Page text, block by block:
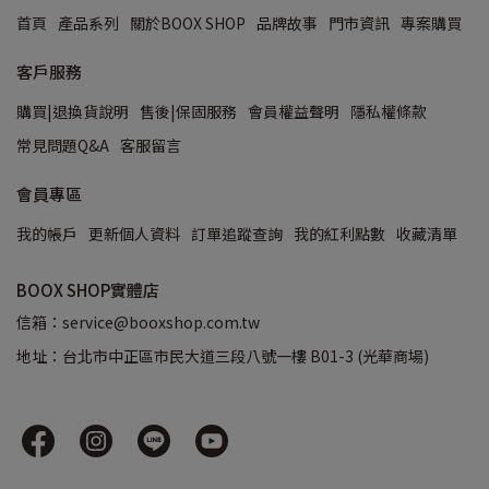
首頁 產品系列 關於BOOX SHOP 品牌故事 門市資訊 專案購買
客戶服務
購買|退換貨說明 售後|保固服務 會員權益聲明 隱私權條款
常見問題Q&A 客服留言
會員專區
我的帳戶 更新個人資料 訂單追蹤查詢 我的紅利點數 收藏清單
BOOX SHOP實體店
信箱：service@booxshop.com.tw
地址：台北市中正區市民大道三段八號一樓 B01-3 (光華商場)